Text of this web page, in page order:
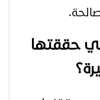
.
حققتها